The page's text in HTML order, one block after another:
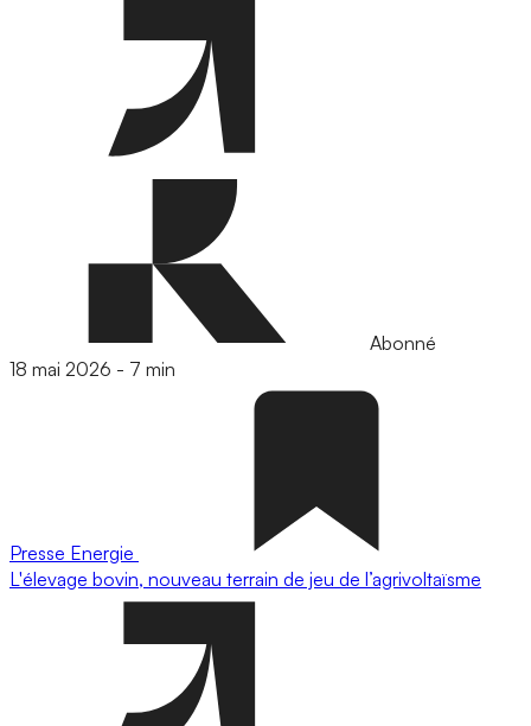
Abonné
18 mai 2026 - 7 min
Presse Energie
L'élevage bovin, nouveau terrain de jeu de l’agrivoltaïsme